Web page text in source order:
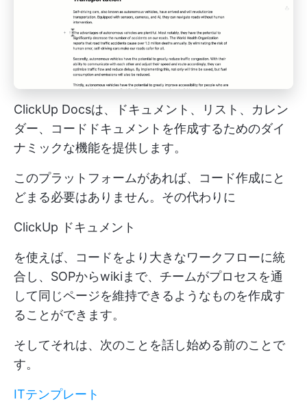
ClickUp Docsは、ドキュメント、リスト、カレン
ダー、コードドキュメントを作成するためのダイ
ナミックな機能を提供します。
このプラットフォームがあれば、コード作成にと
どまる必要はありません。その代わりに
ClickUp ドキュメント
を使えば、コードをより大きなワークフローに統
合し、SOPからwikiまで、チームがプロセスを通
して同じページを維持できるようなものを作成す
ることができます。
そしてそれは、次のことを話し始める前のことで
す。
ITテンプレート